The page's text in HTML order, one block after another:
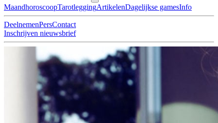
MaandhoroscoopTarotleggingArtikelenDagelijkse gamesInfo
DeelnemenPersContact
Inschrijven nieuwsbrief